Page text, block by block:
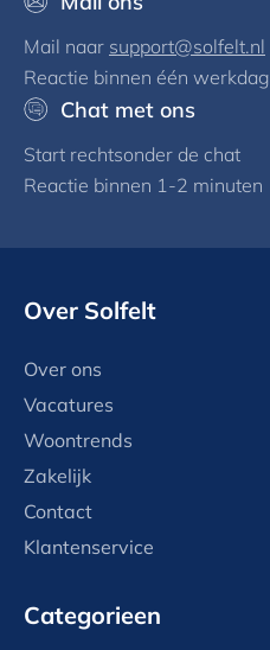
Mail naar support@solfelt.nl
Reactie binnen één werkdag
Chat met ons
Start rechtsonder de chat
Reactie binnen 1-2 minuten
Over Solfelt
Over ons
Vacatures
Woontrends
Zakelijk
Contact
Klantenservice
Categorieen